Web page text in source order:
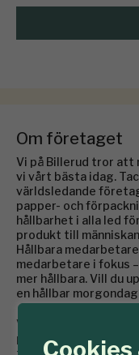
Om företaget
Vi på Billerud tror att
vi vårt bästa idag.
världsledande
papper- och
hållbarhet i alla led
produkt till
Hållbara
medarbetare i fokus
mer hållbara. Vill du
en hållbar
Våra rötter och vår
pappersindustrin